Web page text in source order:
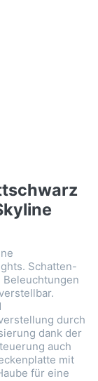
Schatten-
durch
dank der
auch
mit
für eine